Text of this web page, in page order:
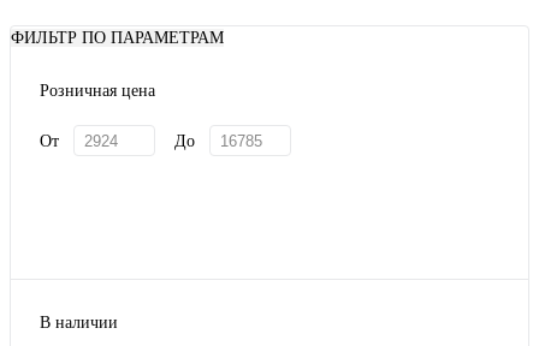
ФИЛЬТР ПО ПАРАМЕТРАМ
Розничная цена
От До
В наличии